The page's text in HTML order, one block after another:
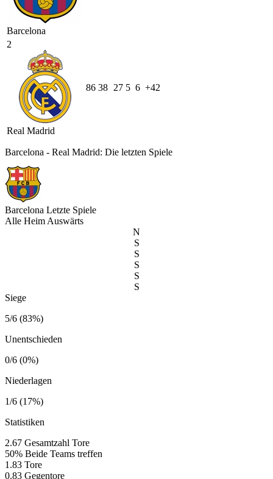
Barcelona
2
Real Madrid
86 38 27 5 6 +42
Barcelona - Real Madrid: Die letzten Spiele
Barcelona Letzte Spiele
Alle Heim Auswärts
N
S
S
S
S
S
Siege
5/6 (83%)
Unentschieden
0/6 (0%)
Niederlagen
1/6 (17%)
Statistiken
2.67 Gesamtzahl Tore
50% Beide Teams treffen
1.83 Tore
0.83 Gegentore